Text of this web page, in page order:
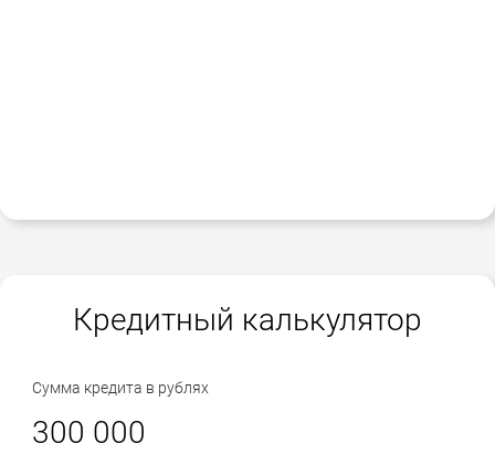
Кредитный калькулятор
Сумма кредита в рублях